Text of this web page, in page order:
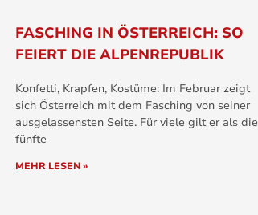
FASCHING IN ÖSTERREICH: SO
FEIERT DIE ALPENREPUBLIK
Konfetti, Krapfen, Kostüme: Im Februar zeigt
sich Österreich mit dem Fasching von seiner
ausgelassensten Seite. Für viele gilt er als die
fünfte
MEHR LESEN »